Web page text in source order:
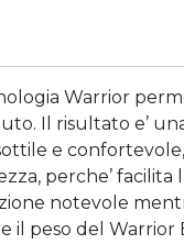
Warrior
Il risultato e’
e
perche’ facilita
notevole
il peso del Warrior